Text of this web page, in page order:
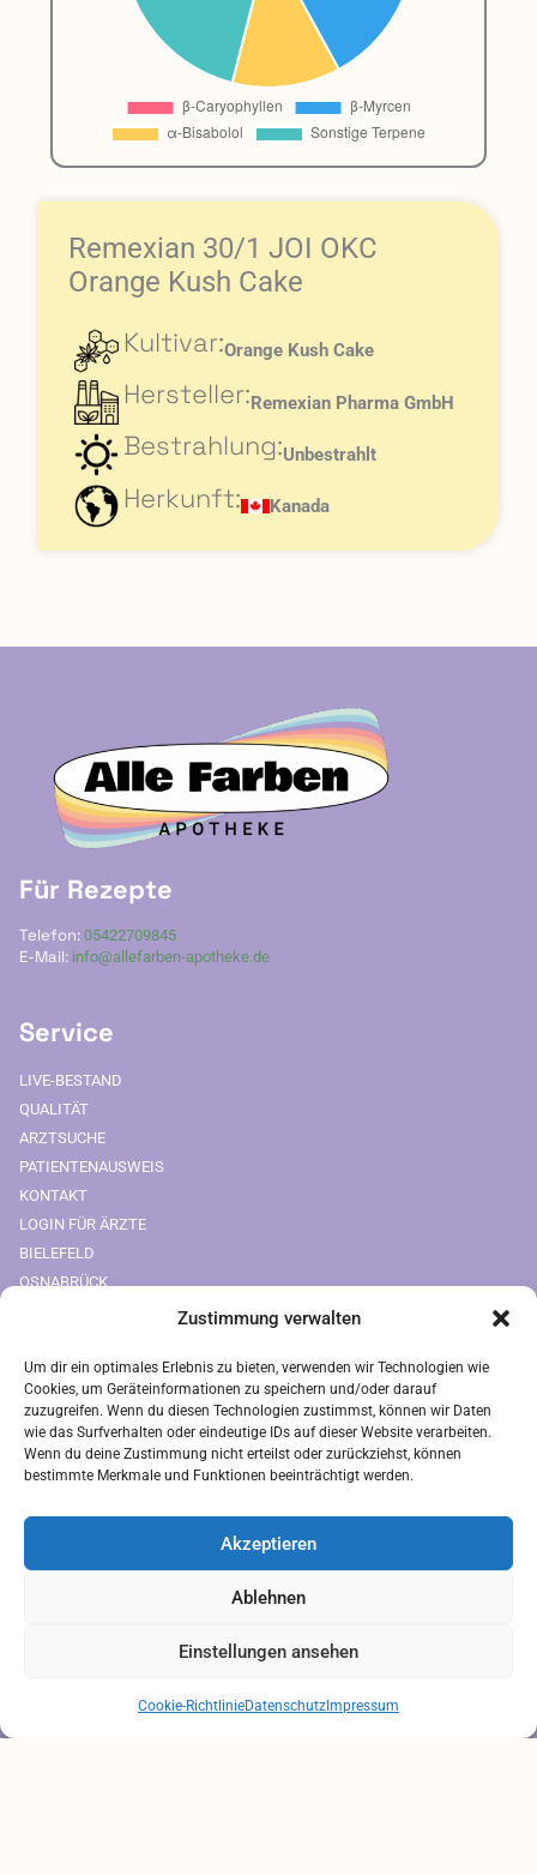
Zustimmung verwalten
Um dir ein optimales Erlebnis zu bieten, verwenden wir Technologien wie
Cookies, um Geräteinformationen zu speichern und/oder darauf
zuzugreifen. Wenn du diesen Technologien zustimmst, können wir Daten
wie das Surfverhalten oder eindeutige IDs auf dieser Website verarbeiten.
Wenn du deine Zustimmung nicht erteilst oder zurückziehst, können
bestimmte Merkmale und Funktionen beeinträchtigt werden.
Akzeptieren
Ablehnen
Einstellungen ansehen
Cookie-RichtlinieDatenschutz Impressum
Remexian 30/1 JOI OKC
Orange Kush Cake
Kultivar:Orange Kush Cake
Hersteller:Remexian Pharma GmbH
Bestrahlung:Unbestrahlt
Herkunft: Kanada
Für Rezepte
Telefon: 05422709845
E-Mail: info@allefarben-apotheke.de
Service
LIVE-BESTAND
QUALITÄT
ARZTSUCHE
PATIENTENAUSWEIS
KONTAKT
LOGIN FÜR ÄRZTE
BIELEFELD
OSNABRÜCK
FREIUMSCHLAG AUSDRUCKEN
Rechtliches
AGB
VERSANDARTEN
Brauchen Sie Hilfe?